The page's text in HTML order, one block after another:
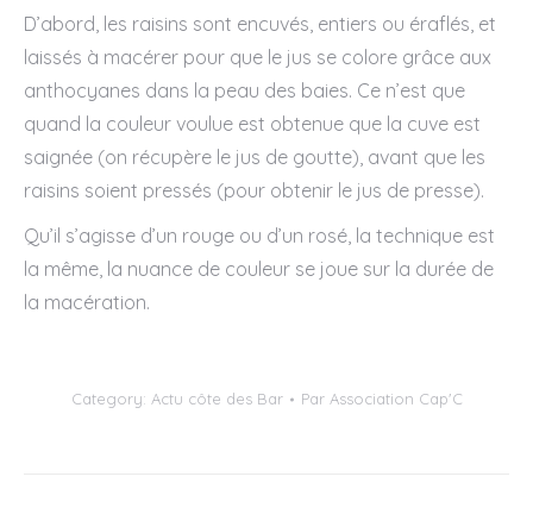
D’abord, les raisins sont encuvés, entiers ou éraflés, et
laissés à macérer pour que le jus se colore grâce aux
anthocyanes dans la peau des baies. Ce n’est que
quand la couleur voulue est obtenue que la cuve est
saignée (on récupère le jus de goutte), avant que les
raisins soient pressés (pour obtenir le jus de presse).
Qu’il s’agisse d’un rouge ou d’un rosé, la technique est
la même, la nuance de couleur se joue sur la durée de
la macération.
Category: Actu côte des Bar Par Association Cap'C